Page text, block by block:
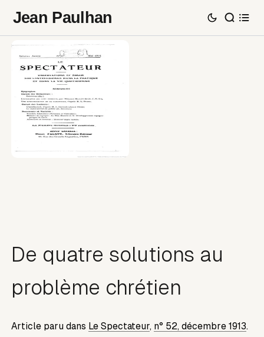
Jean Paulhan
De quatre solutions au
problème chrétien
Article paru dans Le Spectateur, n° 52, décembre 1913.